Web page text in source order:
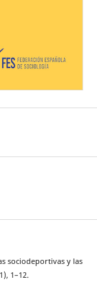
sociodeportivas y las
1–12.